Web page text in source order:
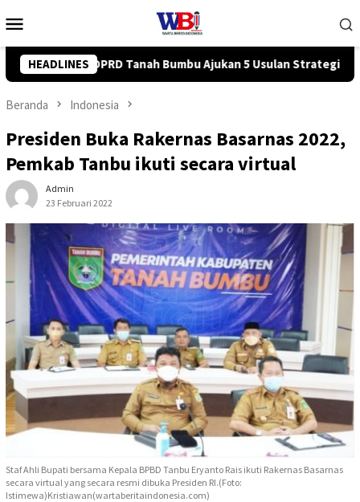
ke
Mobile
HEADLINES
Strategis ke BPJN Tingkatkan Kompetensi
Beranda Indonesia
Presiden Buka Rakernas Basarnas 2022,
Pemkab Tanbu ikuti secara virtual
Admin
23 Februari 2022
Staf Ahli Bupati bersama Kepala BPBD Tanbu Eryanto Rais ikuti Rakernas Basarnas
secara virtual yang secara resmi dibuka Presiden RI.(Foto:
Istimewa)Kristiawan(wartaberitaindonesia.com)